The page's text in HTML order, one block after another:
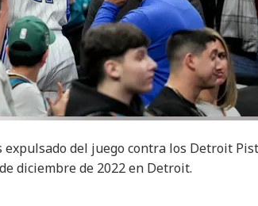
expulsado del juego contra los Detroit
diciembre de 2022 en Detroit.